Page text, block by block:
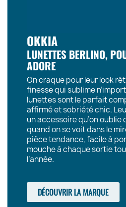
OKKIA
LUNETTES BERLINO,
ADORE
On craque pour leur look
finesse qui sublime
lunettes sont le parfait
affirmé et sobriété chic.
un accessoire qu’on
quand on se voit dans le
pièce tendance, facile à
mouche à chaque sortie
l’année.
DÉCOUVRIR LA MARQUE